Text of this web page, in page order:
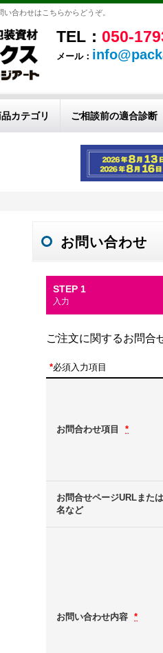
合わせはこちらからどうぞ。
TEL： 050-
メール：
カテゴリ ご相談前の適合診断
お問い合わせ
STEP 1
入力
ご注文に関するお問合
*必須入力項目
お問合わせ項目 *
お問合せページURLまた
名など
お問い合わせ内容 *